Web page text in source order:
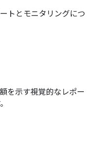
トとモニタリングにつ
を示す視覚的なレポー